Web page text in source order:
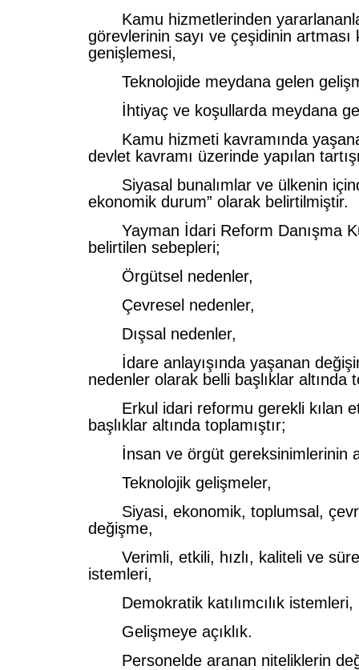
Kamu hizmetlerinden
görevlerinin sayı ve çeşidinin
genişlemesi,
Teknolojide meydana gelen
İhtiyaç ve koşullarda meydana
Kamu hizmeti kavramında
devlet kavramı üzerinde yapılan
Siyasal bunalımlar ve ülkenin
ekonomik durum” olarak belirtilmiştir.
Yayman İdari Reform Danışma
belirtilen sebepleri;
Örgütsel nedenler,
Çevresel nedenler,
Dışsal nedenler,
İdare anlayışında yaşanan
nedenler olarak belli başlıklar altında
Erkul idari reformu gerekli kılan
başlıklar altında toplamıştır;
İnsan ve örgüt gereksinimlerinin
Teknolojik gelişmeler,
Siyasi, ekonomik, toplumsal,
değişme,
Verimli, etkili, hızlı, kaliteli ve
istemleri,
Demokratik katılımcılık istemleri,
Gelişmeye açıklık.
Personelde aranan niteliklerin